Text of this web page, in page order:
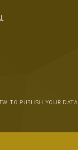
TO PUBLISH YOUR DATA